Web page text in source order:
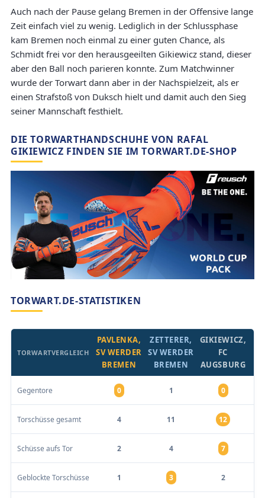
Auch nach der Pause gelang Bremen in der Offensive lange
Zeit einfach viel zu wenig. Lediglich in der Schlussphase
kam Bremen noch einmal zu einer guten Chance, als
Schmidt frei vor den herausgeeilten Gikiewicz stand, dieser
aber den Ball noch parieren konnte. Zum Matchwinner
wurde der Torwart dann aber in der Nachspielzeit, als er
einen Strafstoß von Duksch hielt und damit auch den Sieg
seiner Mannschaft festhielt.
DIE TORWARTHANDSCHUHE VON RAFAL
GIKIEWICZ FINDEN SIE IM TORWART.DE-SHOP
TORWART.DE-STATISTIKEN
TORWARTVERGLEICH
PAVLENKA,
SV WERDER
BREMEN
ZETTERER,
SV WERDER
BREMEN
GIKIEWICZ,
FC
AUGSBURG
Gegentore 0 1 0
Torschüsse gesamt 4 11 12
Schüsse aufs Tor 2 4 7
Geblockte Torschüsse 1 3 2